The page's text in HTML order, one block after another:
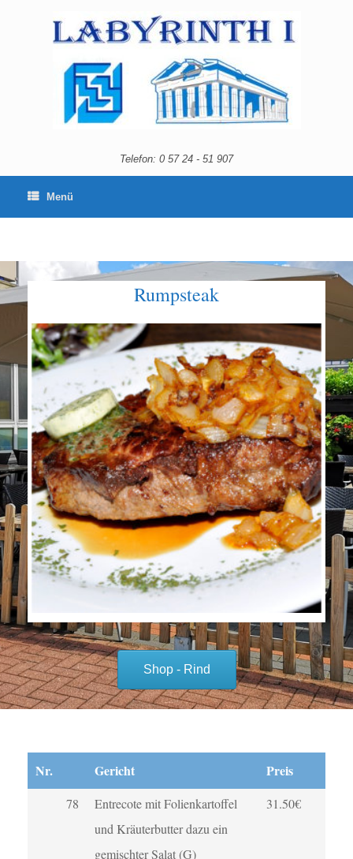
Telefon: 0 57 24 - 51 907
Menü
Rumpsteak
Shop - Rind
Nr. Gericht Preis
78
Entrecote mit Folienkartoffel
und Kräuterbutter dazu ein
gemischter Salat (G)
31.50€